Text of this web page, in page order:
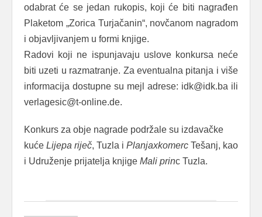
odabrat će se jedan rukopis, koji će biti nagrađen
Plaketom „Zorica Turjačanin“, novčanom nagradom
i objavljivanjem u formi knjige.
Radovi koji ne ispunjavaju uslove konkursa neće
biti uzeti u razmatranje. Za eventualna pitanja i više
informacija dostupne su mejl adrese: idk@idk.ba ili
verlagesic@t-online.de.
Konkurs za obje nagrade podržale su izdavačke
kuće Lijepa riječ, Tuzla i Planjaxkomerc Tešanj, kao
i Udruženje prijatelja knjige Mali princ Tuzla.